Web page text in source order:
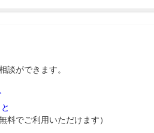
談ができます。
料でご利用いただけます）